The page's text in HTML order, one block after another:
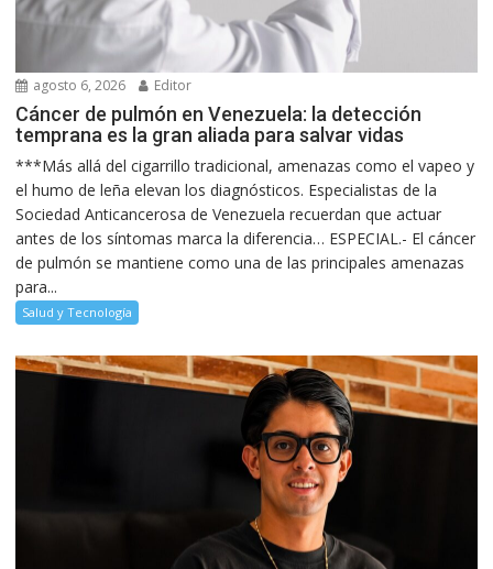
agosto 6, 2026 Editor
Cáncer de pulmón en Venezuela: la detección
temprana es la gran aliada para salvar vidas
***Más allá del cigarrillo tradicional, amenazas como el vapeo y
el humo de leña elevan los diagnósticos. Especialistas de la
Sociedad Anticancerosa de Venezuela recuerdan que actuar
antes de los síntomas marca la diferencia… ESPECIAL.- El cáncer
de pulmón se mantiene como una de las principales amenazas
para...
Salud y Tecnología